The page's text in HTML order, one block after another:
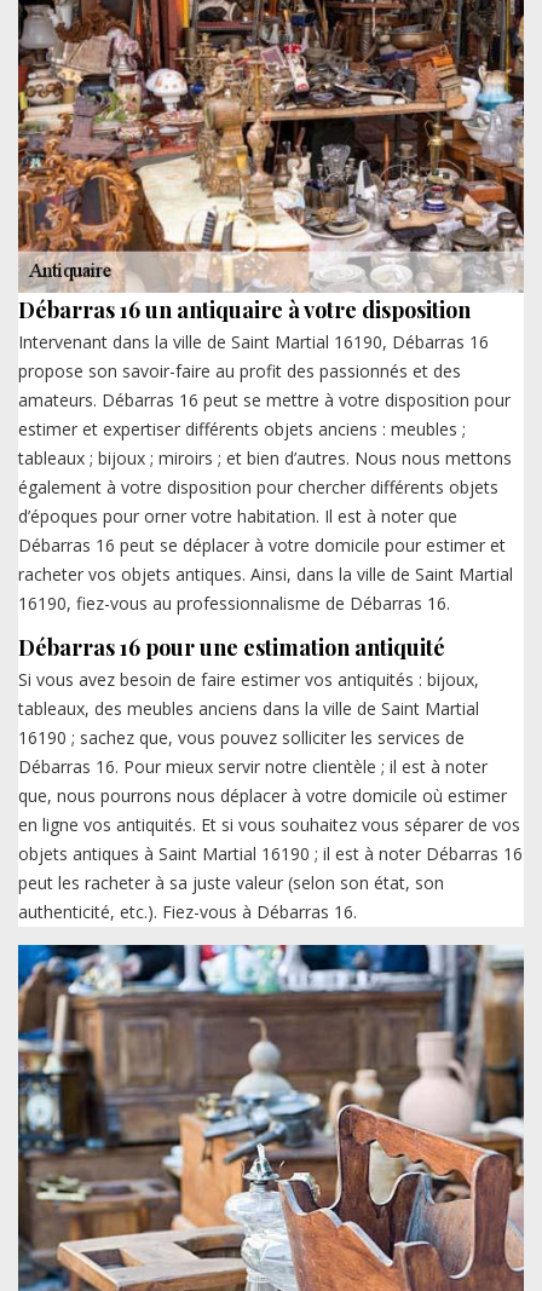
Débarras 16 un antiquaire à votre disposition
Intervenant dans la ville de Saint Martial 16190, Débarras 16
propose son savoir-faire au profit des passionnés et des
amateurs. Débarras 16 peut se mettre à votre disposition pour
estimer et expertiser différents objets anciens : meubles ;
tableaux ; bijoux ; miroirs ; et bien d’autres. Nous nous mettons
également à votre disposition pour chercher différents objets
d’époques pour orner votre habitation. Il est à noter que
Débarras 16 peut se déplacer à votre domicile pour estimer et
racheter vos objets antiques. Ainsi, dans la ville de Saint Martial
16190, fiez-vous au professionnalisme de Débarras 16.
Débarras 16 pour une estimation antiquité
Si vous avez besoin de faire estimer vos antiquités : bijoux,
tableaux, des meubles anciens dans la ville de Saint Martial
16190 ; sachez que, vous pouvez solliciter les services de
Débarras 16. Pour mieux servir notre clientèle ; il est à noter
que, nous pourrons nous déplacer à votre domicile où estimer
en ligne vos antiquités. Et si vous souhaitez vous séparer de vos
objets antiques à Saint Martial 16190 ; il est à noter Débarras 16
peut les racheter à sa juste valeur (selon son état, son
authenticité, etc.). Fiez-vous à Débarras 16.